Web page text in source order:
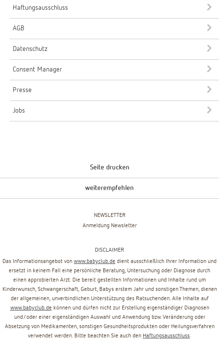
Haftungsausschluss
AGB
Datenschutz
Consent Manager
Presse
Jobs
Seite drucken
weiterempfehlen
NEWSLETTER
Anmeldung Newsletter
DISCLAIMER
Das Informationsangebot von www.babyclub.de dient ausschließlich Ihrer Information und
ersetzt in keinem Fall eine persönliche Beratung, Untersuchung oder Diagnose durch
einen approbierten Arzt. Die bereit gestellten Informationen und Inhalte rund um
Kinderwunsch, Schwangerschaft, Geburt, Babys erstem Jahr und sonstigen Themen, dienen
der allgemeinen, unverbindlichen Unterstützung des Ratsuchenden. Alle Inhalte auf
www.babyclub.de können und dürfen nicht zur Erstellung eigenständiger Diagnosen
und/oder einer eigenständigen Auswahl und Anwendung bzw. Veränderung oder
Absetzung von Medikamenten, sonstigen Gesundheitsprodukten oder Heilungsverfahren
verwendet werden. Bitte beachten Sie auch den Haftungsausschluss.